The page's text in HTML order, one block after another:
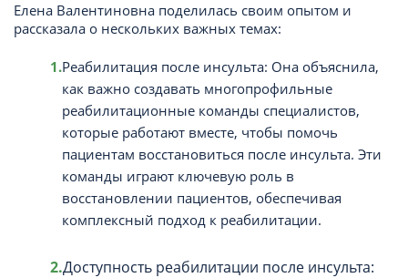
Елена Валентиновна поделилась своим опытом и
рассказала о нескольких важных темах:
Реабилитация после инсульта: Она объяснила,
как важно создавать многопрофильные
реабилитационные команды специалистов,
которые работают вместе, чтобы помочь
пациентам восстановиться после инсульта. Эти
команды играют ключевую роль в
восстановлении пациентов, обеспечивая
комплексный подход к реабилитации.
Доступность реабилитации после инсульта: